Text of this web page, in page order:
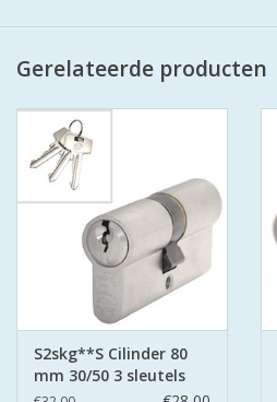
Gerelateerde producten
S2skg**S Cilinder 80
mm 30/50 3 sleutels